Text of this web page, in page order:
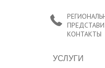
КОНТАКТЫ
УСЛУГИ